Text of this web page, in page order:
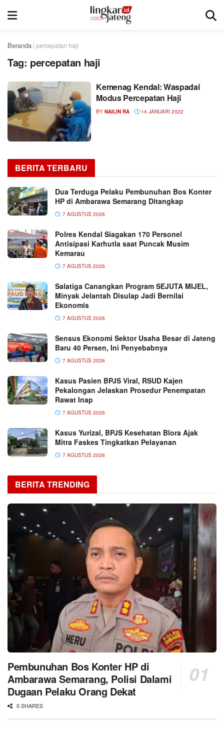
Beranda | percepatan haji
Tag: percepatan haji
Kemenag Kendal: Waspadai
Modus Percepatan Haji
BY NAILIN RA 14 JANUARI 2022
BERITA TERBARU
Dua Terduga Pelaku Pembunuhan Bos Konter
HP di Ambarawa Semarang Ditangkap
7 AGUSTUS 2026
Polres Kendal Siagakan 170 Personel
Antisipasi Karhutla saat Puncak Musim
Kemarau
7 AGUSTUS 2026
Salatiga Canangkan Program SEJUTA MIJEL,
Minyak Jelantah Disulap Jadi Bernilai
Ekonomis
7 AGUSTUS 2026
Sensus Ekonomi Sektor Usaha Besar di Jateng
Baru 40 Persen, Ini Penyebabnya
7 AGUSTUS 2026
Kasus Pasien BPJS Viral, RSUD Kajen
Pekalongan Jelaskan Prosedur Penempatan
Rawat Inap
7 AGUSTUS 2026
Kasus Yurizal, BPJS Kesehatan Blora Ajak
Mitra Faskes Tingkatkan Pelayanan
7 AGUSTUS 2026
BERITA TRENDING
Pembunuhan Bos Konter HP di
Ambarawa Semarang, Polisi Dalami
Dugaan Pelaku Orang Dekat
0 SHARES